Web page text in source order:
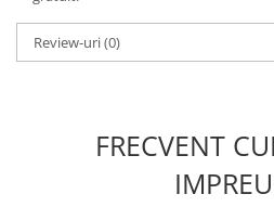
Review-uri(0)
FRECVENT